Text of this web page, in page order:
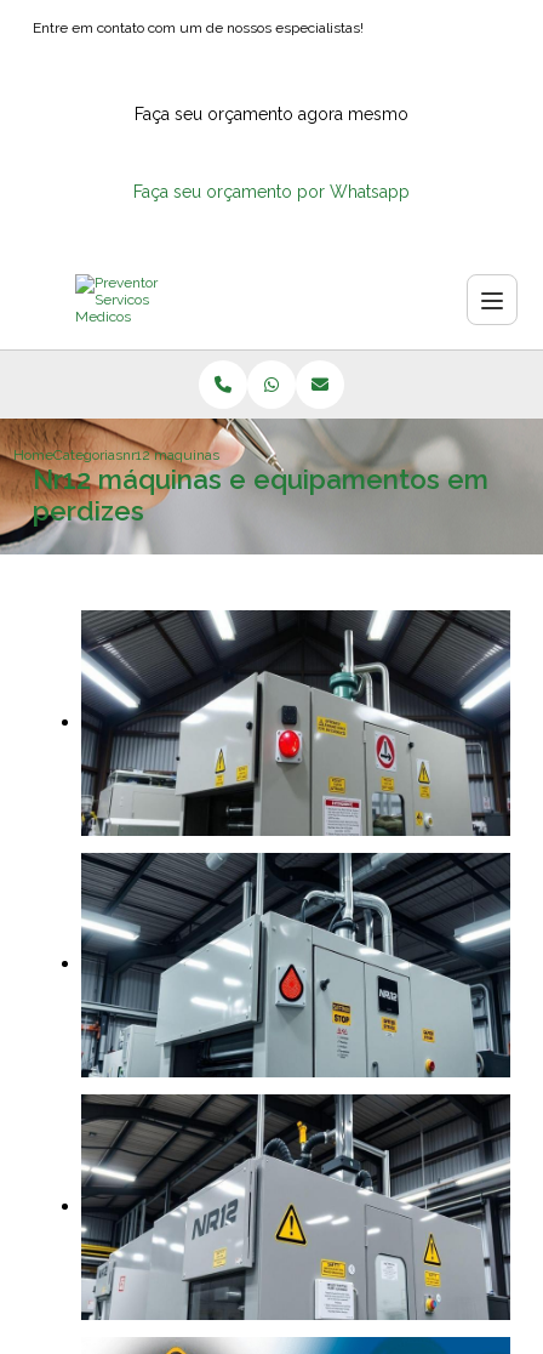
Entre em contato com um de nossos especialistas!
Faça seu orçamento agora mesmo
Faça seu orçamento por Whatsapp
HomeCategoriasnr12 maquinas equipamentos perdizes
Nr12 máquinas e equipamentos em
perdizes